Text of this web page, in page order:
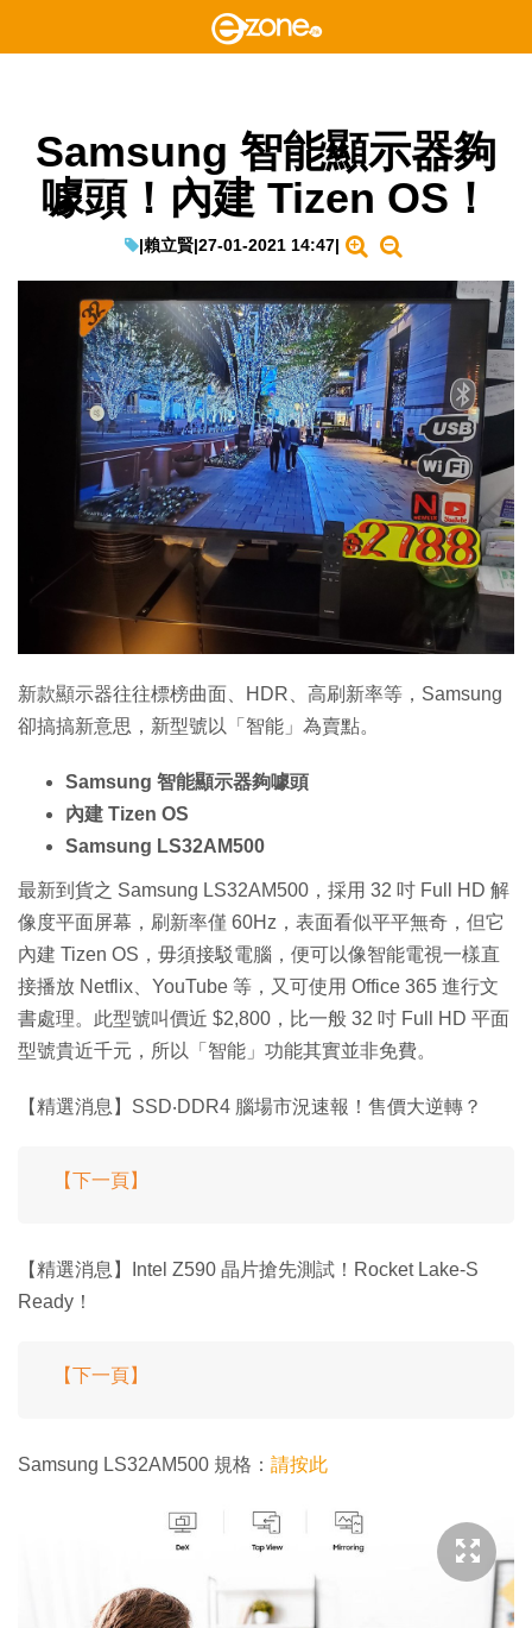
Samsung 智能顯示器夠
噱頭！內建 Tizen OS！
|賴立賢|27-01-2021 14:47|
新款顯示器往往標榜曲面、HDR、高刷新率等，Samsung
卻搞搞新意思，新型號以「智能」為賣點。
Samsung 智能顯示器夠噱頭
內建 Tizen OS
Samsung LS32AM500
最新到貨之 Samsung LS32AM500，採用 32 吋 Full HD 解
像度平面屏幕，刷新率僅 60Hz，表面看似平平無奇，但它
內建 Tizen OS，毋須接駁電腦，便可以像智能電視一樣直
接播放 Netflix、YouTube 等，又可使用 Office 365 進行文
書處理。此型號叫價近 $2,800，比一般 32 吋 Full HD 平面
型號貴近千元，所以「智能」功能其實並非免費。
【精選消息】SSD‧DDR4 腦場市況速報！售價大逆轉？
【下一頁】
【精選消息】Intel Z590 晶片搶先測試！Rocket Lake-S
Ready！
【下一頁】
Samsung LS32AM500 規格： 請按此